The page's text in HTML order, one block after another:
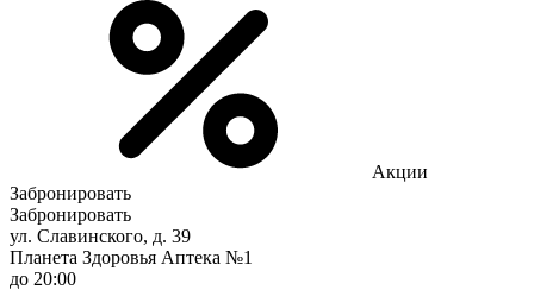
Акции
Забронировать
Забронировать
ул. Славинского, д. 39
Планета Здоровья Аптека №1
до 20:00